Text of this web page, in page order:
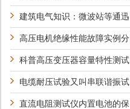
前,为何要做冲击试验?
建筑电气知识：微波站等通迅
枢纽建筑物的防雷规定
高压电机绝缘性能故障实例分
析 科普高压变压器容量特性测试
仪的主要功能
电缆耐压试验又叫串联谐振试
验吗？
直流电阻测试仪内置电池的保